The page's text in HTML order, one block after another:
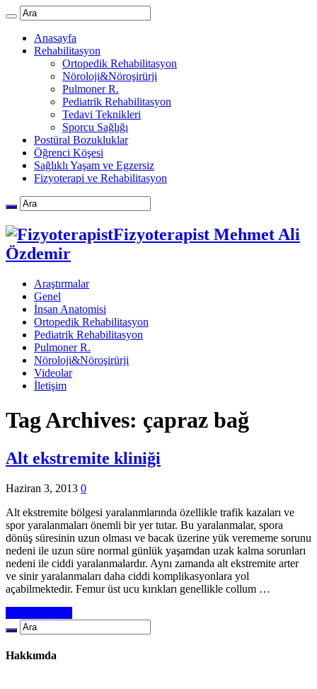
Anasayfa
Rehabilitasyon
Ortopedik Rehabilitasyon
Nöroloji&Nöroşirürji
Pulmoner R.
Pediatrik Rehabilitasyon
Tedavi Teknikleri
Sporcu Sağlığı
Postüral Bozukluklar
Öğrenci Köşesi
Sağlıklı Yaşam ve Egzersiz
Fizyoterapi ve Rehabilitasyon
Fizyoterapist Mehmet Ali
Özdemir
Araştırmalar
Genel
İnsan Anatomisi
Ortopedik Rehabilitasyon
Pediatrik Rehabilitasyon
Pulmoner R.
Nöroloji&Nöroşirürji
Videolar
İletişim
Tag Archives: çapraz bağ
Alt ekstremite kliniği
Haziran 3, 2013 0
Alt ekstremite bölgesi yaralanmlarında özellikle trafik kazaları ve
spor yaralanmaları önemli bir yer tutar. Bu yaralanmalar, spora
dönüş süresinin uzun olması ve bacak üzerine yük verememe sorunu
nedeni ile uzun süre normal günlük yaşamdan uzak kalma sorunları
nedeni ile ciddi yaralanmalardır. Aynı zamanda alt ekstremite arter
ve sinir yaralanmaları daha ciddi komplikasyonlara yol
açabilmektedir. Femur üst ucu kırıkları genellikle collum …
Hakkımda